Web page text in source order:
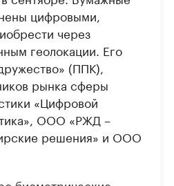
цифровыми,
через
геолокации. Его
(ППК),
рынка сферы
«Цифровой
ООО «РЖД –
решения» и ООО